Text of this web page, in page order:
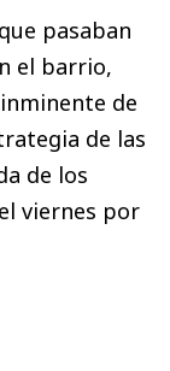
pasaban
el barrio,
de
de las
de los
viernes por